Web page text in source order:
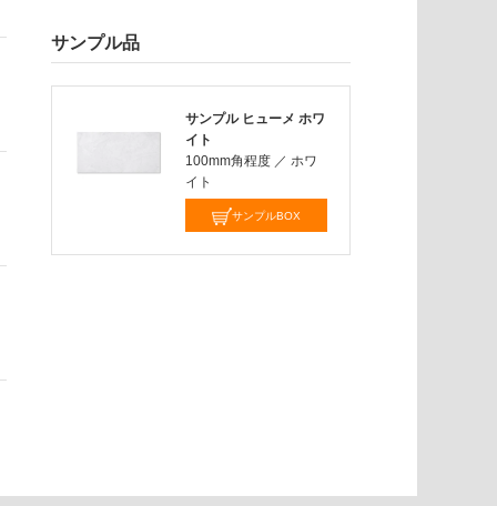
サンプル品
サンプル ヒューメ ホワ
イト
100mm角程度 ／ ホワ
イト
サンプルBOX